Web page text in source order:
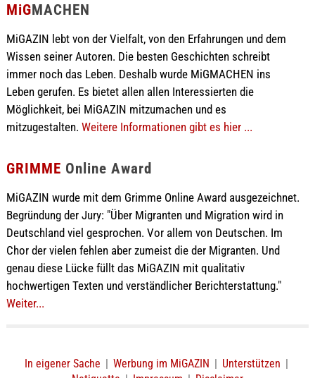
MiGMACHEN
MiGAZIN lebt von der Vielfalt, von den Erfahrungen und dem
Wissen seiner Autoren. Die besten Geschichten schreibt
immer noch das Leben. Deshalb wurde MiGMACHEN ins
Leben gerufen. Es bietet allen allen Interessierten die
Möglichkeit, bei MiGAZIN mitzumachen und es
mitzugestalten. Weitere Informationen gibt es hier ...
GRIMME Online Award
MiGAZIN wurde mit dem Grimme Online Award ausgezeichnet.
Begründung der Jury: "Über Migranten und Migration wird in
Deutschland viel gesprochen. Vor allem von Deutschen. Im
Chor der vielen fehlen aber zumeist die der Migranten. Und
genau diese Lücke füllt das MiGAZIN mit qualitativ
hochwertigen Texten und verständlicher Berichterstattung."
Weiter...
In eigener Sache | Werbung im MiGAZIN | Unterstützen |